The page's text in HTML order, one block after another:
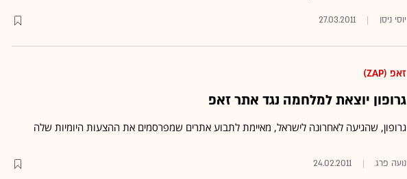
יוסי ניסן 27.03.2011
זאפ (ZAP)
גרופון יוצאת למלחמה נגד אתר זאפ
נועה פרג 24.02.2011